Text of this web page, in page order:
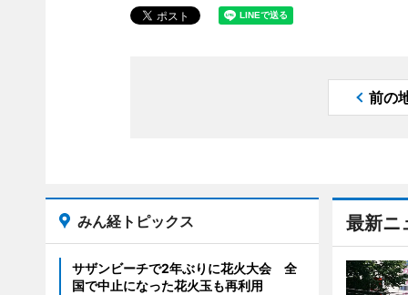
前の
最新ニ
みん経トピックス
サザンビーチで2年ぶりに花火大会 全
国で中止になった花火玉も再利用